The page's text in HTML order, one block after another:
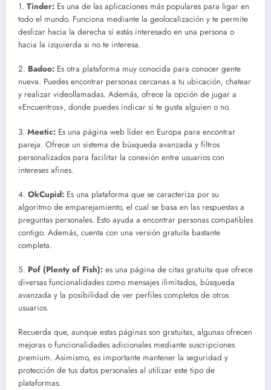
1. Tinder: Es una de las aplicaciones más populares para ligar en
todo el mundo. Funciona mediante la geolocalización y te permite
deslizar hacia la derecha si estás interesado en una persona o
hacia la izquierda si no te interesa.
2. Badoo: Es otra plataforma muy conocida para conocer gente
nueva. Puedes encontrar personas cercanas a tu ubicación, chatear
y realizar videollamadas. Además, ofrece la opción de jugar a
«Encuentros», donde puedes indicar si te gusta alguien o no.
3. Meetic: Es una página web líder en Europa para encontrar
pareja. Ofrece un sistema de búsqueda avanzada y filtros
personalizados para facilitar la conexión entre usuarios con
intereses afines.
4. OkCupid: Es una plataforma que se caracteriza por su
algoritmo de emparejamiento, el cual se basa en las respuestas a
preguntas personales. Esto ayuda a encontrar personas compatibles
contigo. Además, cuenta con una versión gratuita bastante
completa.
5. Pof (Plenty of Fish): es una página de citas gratuita que ofrece
diversas funcionalidades como mensajes ilimitados, búsqueda
avanzada y la posibilidad de ver perfiles completos de otros
usuarios.
Recuerda que, aunque estas páginas son gratuitas, algunas ofrecen
mejoras o funcionalidades adicionales mediante suscripciones
premium. Asimismo, es importante mantener la seguridad y
protección de tus datos personales al utilizar este tipo de
plataformas.